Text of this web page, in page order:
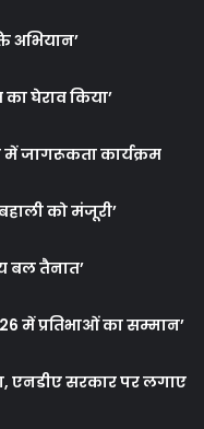
अभियान’
घेराव किया’
में जागरूकता कार्यक्रम
को मंजूरी’
बल तैनात’
में प्रतिभाओं का सम्मान’
एनडीए सरकार पर लगाए